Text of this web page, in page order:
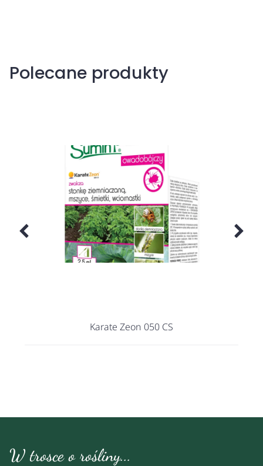
Polecane produkty
Karate Zeon 050 CS
W trosce o rośliny...